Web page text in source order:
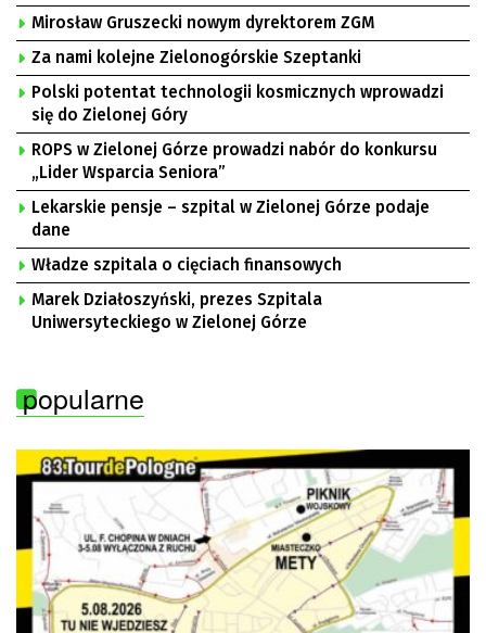
Mirosław Gruszecki nowym dyrektorem ZGM
Za nami kolejne Zielonogórskie Szeptanki
Polski potentat technologii kosmicznych wprowadzi
się do Zielonej Góry
ROPS w Zielonej Górze prowadzi nabór do konkursu
„Lider Wsparcia Seniora”
Lekarskie pensje – szpital w Zielonej Górze podaje
dane
Władze szpitala o cięciach finansowych
Marek Działoszyński, prezes Szpitala
Uniwersyteckiego w Zielonej Górze
popularne